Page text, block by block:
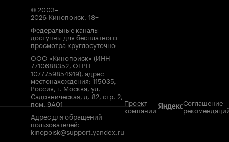
© 2003–
2026 Кинопоиск. 18+
Федеральные каналы
доступны для бесплатного
просмотра круглосуточно
ООО «Кинопоиск» (ИНН
7710688352, ОГРН
1077759854919), адрес
местонахождения: 115035,
Россия, г. Москва, ул.
Садовническая, д. 82, стр. 2,
пом. 9А01
Адрес для обращений
пользователей:
kinopoisk@support.yandex.ru
Проект
компании
Соглашение